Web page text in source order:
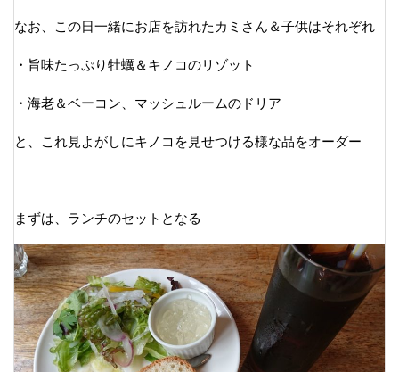
なお、この日一緒にお店を訪れたカミさん＆子供はそれぞれ
・旨味たっぷり牡蠣＆キノコのリゾット
・海老＆ベーコン、マッシュルームのドリア
と、これ見よがしにキノコを見せつける様な品をオーダー
まずは、ランチのセットとなる